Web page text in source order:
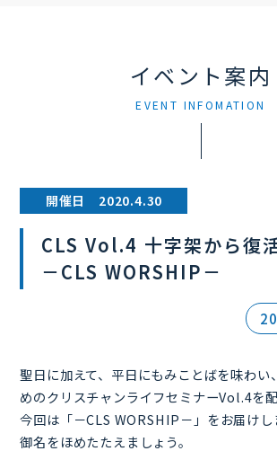
イベント案内
EVENT INFOMATION
開催日 2020.4.30
CLS Vol.4 十字架から復
－CLS WORSHIP－
聖日に加えて、平日にもみことばを味わい
めのクリスチャンライフセミナーVol.4を配
今回は「－CLS WORSHIP－」をお届けし
御名をほめたたえましょう。